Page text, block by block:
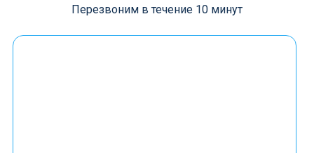
Перезвоним в течение 10 минут